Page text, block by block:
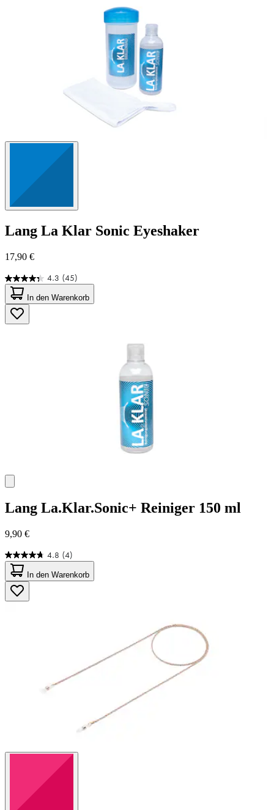
Lang La Klar Sonic Eyeshaker
17,90 €
4.3 (45)
4.3
von
5
Sternen.
45
In den Warenkorb
Lang La.Klar.Sonic+ Reiniger 150 ml
9,90 €
4.8 (4)
4.8
von
5
Sternen.
4
In den Warenkorb